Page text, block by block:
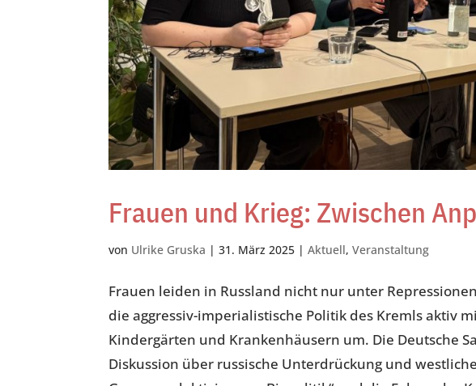
Frauen und Krieg: Zwischen
von Ulrike Gruska |31. März 2025 |Aktuell,Veranstaltung
Frauen leiden in Russland nicht nur unter
die aggressiv-imperialistische Politik des Kremls aktiv
Kindergärten und Krankenhäusern um. Die Deutsche
Diskussion über russische Unterdrückung und